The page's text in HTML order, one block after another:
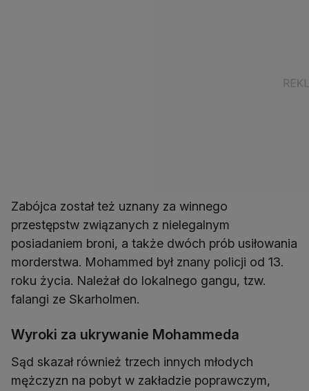
Zabójca został też uznany za winnego
przestępstw związanych z nielegalnym
posiadaniem broni, a także dwóch prób usiłowania
morderstwa. Mohammed był znany policji od 13.
roku życia. Należał do lokalnego gangu, tzw.
falangi ze Skarholmen.
Wyroki za ukrywanie Mohammeda
Sąd skazał również trzech innych młodych
mężczyzn na pobyt w zakładzie poprawczym,